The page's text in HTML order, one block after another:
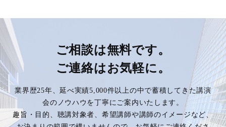
ナ
ビ
ゲ
ー
ご相談は無料です。
ご連絡はお気軽に。
業界歴25年、延べ実績5,000件以上の中で蓄積してきた講演
会のノウハウを丁寧にご案内いたします。
趣旨・目的、聴講対象者、希望講師や講師のイメージなど、